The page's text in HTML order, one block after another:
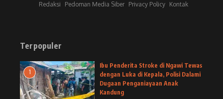
Redaksi Pedoman Media Siber Privacy Policy Kontak
Terpopuler
1
Ibu Penderita Stroke di Ngawi Tewas
dengan Luka di Kepala, Polisi Dalami
Dugaan Penganiayaan Anak
Kandung